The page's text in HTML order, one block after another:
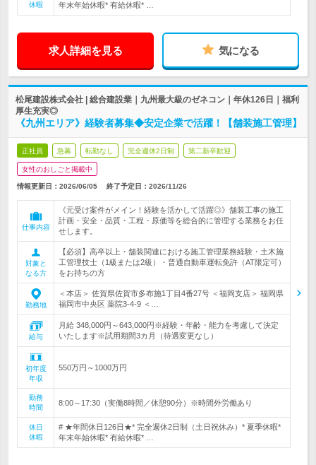
休暇
年末年始休暇* 有給休暇* …
求人詳細を見る 気になる
松尾建設株式会社 | 総合建設業｜九州最大級のゼネコン｜年休126日｜福利
厚生充実◎
《九州エリア》経験者募集◆安定企業で活躍！【舗装施工管理】
正社員 急募 転勤なし 完全週休2日制 第二新卒歓迎
女性のおしごと掲載中
情報更新日：2026/06/05 終了予定日： 2026/11/26
仕事内容
《元受け案件がメイン！経験を活かして活躍◎》舗装工事の施工
計画・安全・品質・工程・原価等を総合的に管理する業務をお任
せします。
対象と
なる方
【必須】高卒以上・舗装関連における施工管理業務経験・土木施
工管理技士（1級または2級）・普通自動車運転免許（AT限定可）
をお持ちの方
勤務地
＜本店＞ 佐賀県佐賀市多布施1丁目4番27号 ＜福岡支店＞ 福岡県
福岡市中央区 薬院3-4-9 ＜…
給与
月給 348,000円～643,000円※経験・年齢・能力を考慮して決定
いたします※試用期間3カ月（待遇変更なし）
初年度
年収
550万円～1000万円
勤務
時間
8:00～17:30（実働8時間／休憩90分）※時間外労働あり
休日
休暇
# ★年間休日126日★* 完全週休2日制（土日祝休み）* 夏季休暇*
年末年始休暇* 有給休暇* …